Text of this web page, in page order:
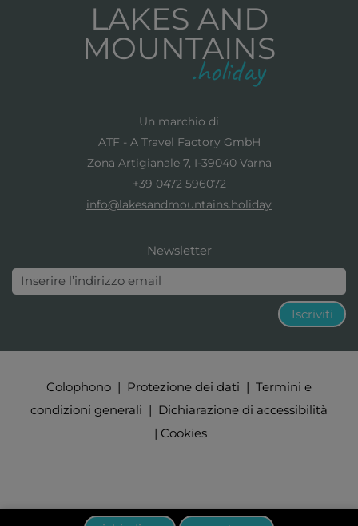
LAKES AND
MOUNTAINS
Un marchio di
ATF - A Travel Factory GmbH
Zona Artigianale 7, I-39040 Varna
+39 0472 596072
info@lakesandmountains.holiday
Newsletter
Iscriviti
Colophono | Protezione dei dati | Termini e
condizioni generali | Dichiarazione di accessibilità
| Cookies